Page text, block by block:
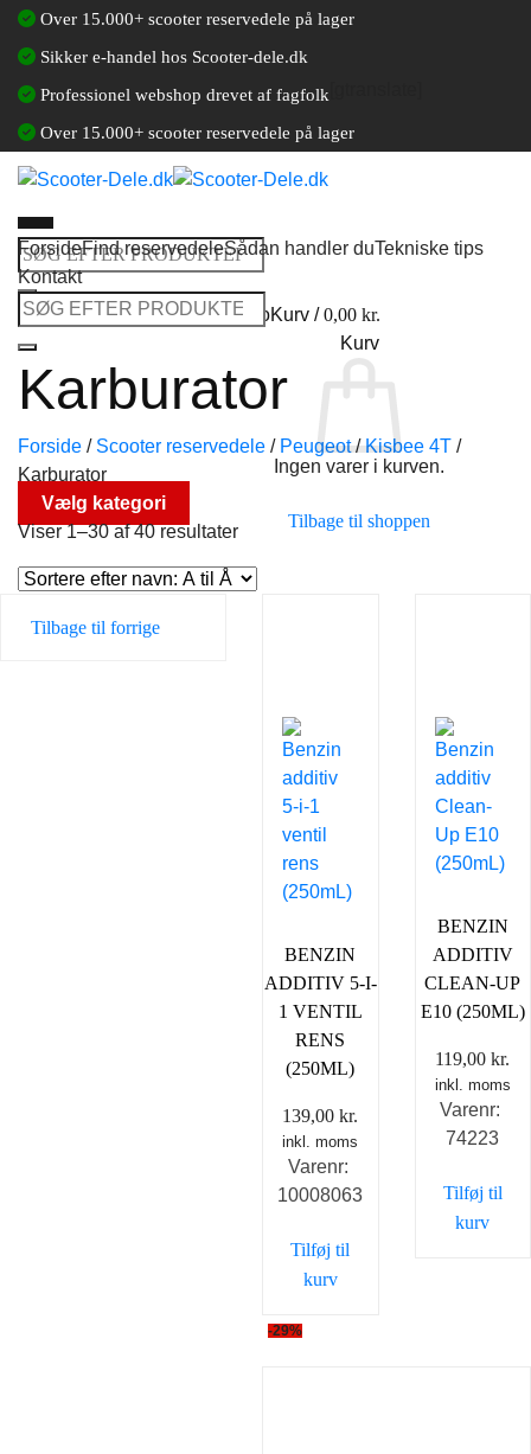
Fortsæt
indhold
Over 15.000+ scooter reservedele på lager
Sikker e-handel hos Scooter-dele.dk
Professionel webshop drevet af fagfolk
Over 15.000+ scooter reservedele på lager
Søg
efter:
Log ind / Opret en kundekontoKurv /0,00 kr.
Kurv
Ingen varer i kurven.
Tilbage til shoppen
ForsideFind reservedeleSådan handler duTekniske tips
Kontakt
Søg
efter:
Karburator
Forside / Scooter reservedele / Peugeot / Kisbee 4T /
Karburator
Vælg kategori
Viser 1–30 af 40 resultater
Tilbage til forrige
BENZIN
ADDITIV 5-I-
1 VENTIL
RENS
(250ML)
139,00kr.
inkl. moms
Varenr:
10008063
Tilføj til
kurv
BENZIN
ADDITIV
CLEAN-UP
E10 (250ML)
119,00kr.
inkl. moms
Varenr:
74223
Tilføj til
kurv
-29%